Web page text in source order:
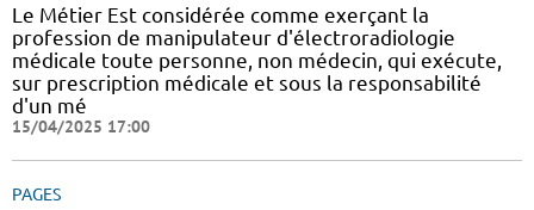
Le Métier Est considérée comme exerçant la
profession de manipulateur d'électroradiologie
médicale toute personne, non médecin, qui exécute,
sur prescription médicale et sous la responsabilité
d'un mé
15/04/2025 17:00
PAGES